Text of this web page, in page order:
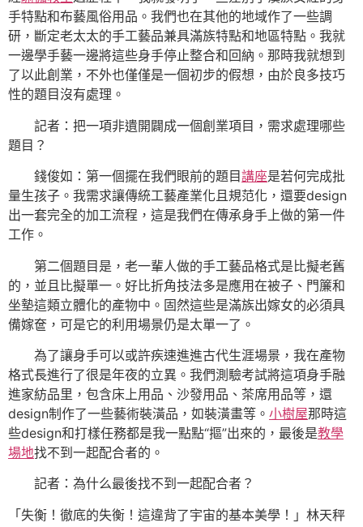
手特點和布藝風俗用品。我們也在其他的地域作了一些調
研，斷定老太太的手工藝品兼具滿族特點和地區特點。我就
一邊學手藝一邊將這些身手停止整合和回納。那時我就想到
了以此創業，不外也僅僅是一個初步的假想，由於良多技巧
性的題目沒有處理。
記者：把一項非遺開闢成一個創業項目，需求處理哪些
題目？
錢俊如：第一個擺在我們眼前的題目講座是若何完成批
量生孩子。我需求讓傳統工藝產業化且規范化，還要design
出一套完全的加工流程，這是我們在傳承身手上做的第一件
工作。
第二個題目是，老一輩人做的手工藝品格式是比擬老舊
的，並且比擬單一。好比折角技法多是應用在被子、門簾和
坐墊這類立體化的產物中。固然這些是滿族出嫁女的必須具
備嫁奩，可是它的利用場景仍是太單一了。
為了讓身手可以或許疾速進進古代生涯場景，我在產物
格式長進行了很是年夜的立異。我們測驗考試將這項身手融
進家紡品里，包含床上用品、沙發用品、茶席用品等，還
design制作了一些藝術裝潢品，如裝潢畫等。 小樹屋那時這
些design和打樣任務都是我一點點“摳”出來的，最後是教學
場地找不到一起配合者的。
記者：為什么最後找不到一起配合者？
「失衡！徹底的失衡！這違背了宇宙的基本美學！」林天秤